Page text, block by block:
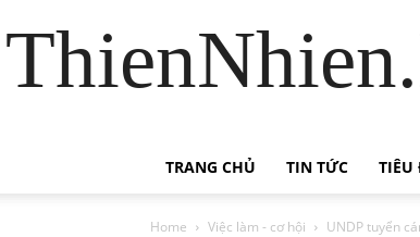
TRANG CHỦ TIN TỨC TIÊU
Home Việc làm - cơ hội UNDP tuyển